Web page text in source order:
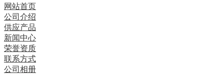
网站首页
公司介绍
供应产品
新闻中心
荣誉资质
联系方式
公司相册